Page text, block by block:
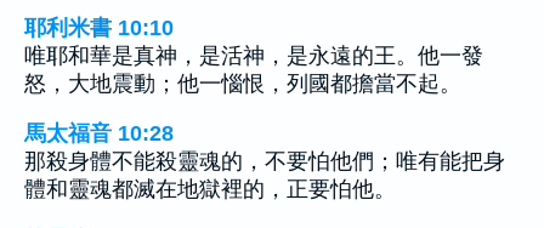
耶利米書 10:10
唯耶和華是真神，是活神，是永遠的王。他一發
怒，大地震動；他一惱恨，列國都擔當不起。
馬太福音 10:28
那殺身體不能殺靈魂的，不要怕他們；唯有能把身
體和靈魂都滅在地獄裡的，正要怕他。